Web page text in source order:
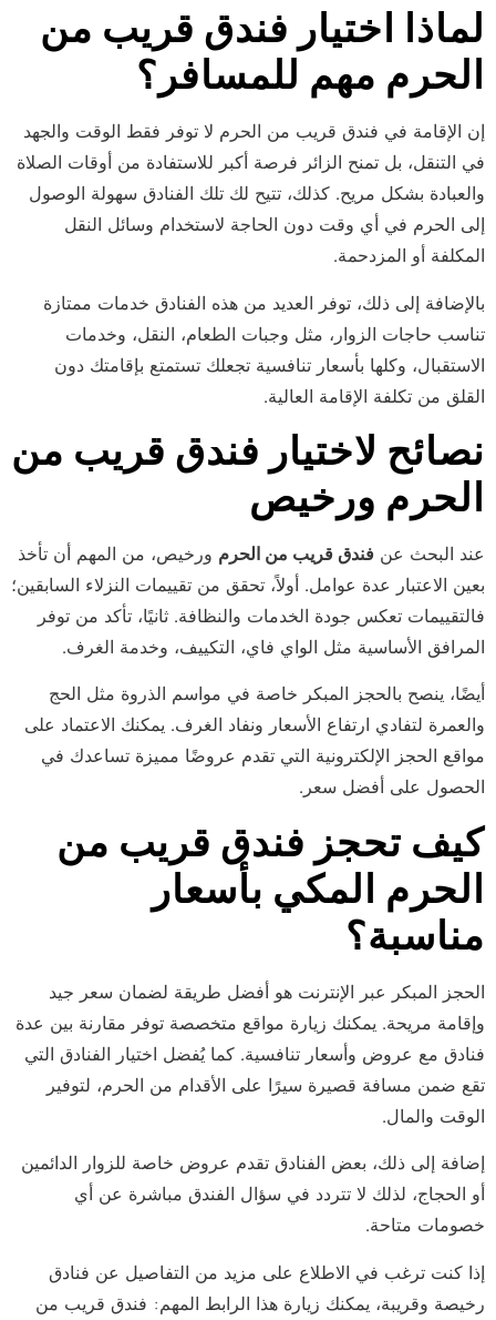
لماذا اختيار فندق قريب من
الحرم مهم للمسافر؟
إن الإقامة في فندق قريب من الحرم لا توفر فقط الوقت والجهد
في التنقل، بل تمنح الزائر فرصة أكبر للاستفادة من أوقات الصلاة
والعبادة بشكل مريح. كذلك، تتيح لك تلك الفنادق سهولة الوصول
إلى الحرم في أي وقت دون الحاجة لاستخدام وسائل النقل
المكلفة أو المزدحمة.
بالإضافة إلى ذلك، توفر العديد من هذه الفنادق خدمات ممتازة
تناسب حاجات الزوار، مثل وجبات الطعام، النقل، وخدمات
الاستقبال، وكلها بأسعار تنافسية تجعلك تستمتع بإقامتك دون
القلق من تكلفة الإقامة العالية.
نصائح لاختيار فندق قريب من
الحرم ورخيص
عند البحث عن فندق قريب من الحرم ورخيص، من المهم أن تأخذ
بعين الاعتبار عدة عوامل. أولاً، تحقق من تقييمات النزلاء السابقين؛
فالتقييمات تعكس جودة الخدمات والنظافة. ثانيًا، تأكد من توفر
المرافق الأساسية مثل الواي فاي، التكييف، وخدمة الغرف.
أيضًا، ينصح بالحجز المبكر خاصة في مواسم الذروة مثل الحج
والعمرة لتفادي ارتفاع الأسعار ونفاد الغرف. يمكنك الاعتماد على
مواقع الحجز الإلكترونية التي تقدم عروضًا مميزة تساعدك في
الحصول على أفضل سعر.
كيف تحجز فندق قريب من
الحرم المكي بأسعار
مناسبة؟
الحجز المبكر عبر الإنترنت هو أفضل طريقة لضمان سعر جيد
وإقامة مريحة. يمكنك زيارة مواقع متخصصة توفر مقارنة بين عدة
فنادق مع عروض وأسعار تنافسية. كما يُفضل اختيار الفنادق التي
تقع ضمن مسافة قصيرة سيرًا على الأقدام من الحرم، لتوفير
الوقت والمال.
إضافة إلى ذلك، بعض الفنادق تقدم عروض خاصة للزوار الدائمين
أو الحجاج، لذلك لا تتردد في سؤال الفندق مباشرة عن أي
خصومات متاحة.
إذا كنت ترغب في الاطلاع على مزيد من التفاصيل عن فنادق
رخيصة وقريبة، يمكنك زيارة هذا الرابط المهم: فندق قريب من